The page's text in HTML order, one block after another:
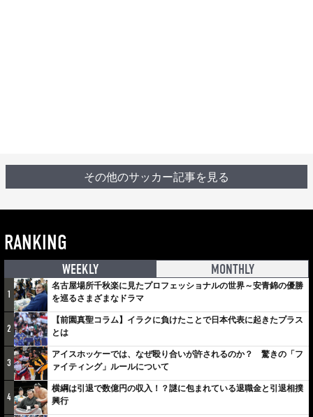
その他のサッカー記事を見る
RANKING
WEEKLY MONTHLY
1
名古屋場所千秋楽に見たプロフェッショナルの世界～安青錦の優勝
を巡るさまざまなドラマ
2
【前園真聖コラム】イラクに負けたことで日本代表に起きたプラス
とは
3
アイスホッケーでは、なぜ殴り合いが許されるのか？ 驚きの「フ
ァイティング」ルールについて
4
横綱は引退で数億円の収入！？謎に包まれている退職金と引退相撲
興行